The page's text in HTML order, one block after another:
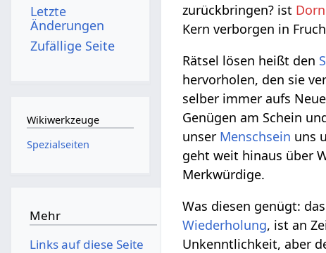
zurückbringen? ist
Kern verborgen in
Rätsel lösen heißt den
hervorholen, den sie
selber immer aufs
Genügen am Schein
unser Menschsein uns
geht weit hinaus über
Merkwürdige.
Was diesen genügt:
Wiederholung, ist an
Unkenntlichkeit, aber
Letzte
Änderungen
Zufällige Seite
Wikiwerkzeuge
Spezialseiten
Mehr
Links auf diese Seite